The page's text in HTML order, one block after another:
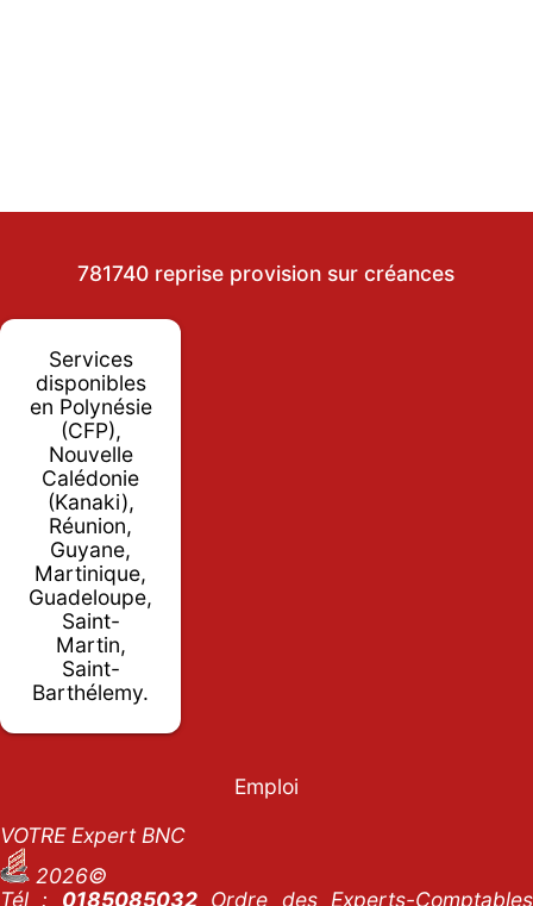
781740 reprise provision sur créances
Services
disponibles
en Polynésie
(CFP),
Nouvelle
Calédonie
(Kanaki),
Réunion,
Guyane,
Martinique,
Guadeloupe,
Saint-
Martin,
Saint-
Barthélemy.
Emploi
VOTRE Expert BNC
2026©
Tél : 0185085032Ordre des Experts-Comptables